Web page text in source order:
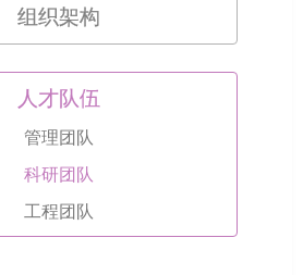
组织架构
人才队伍
管理团队
科研团队
工程团队